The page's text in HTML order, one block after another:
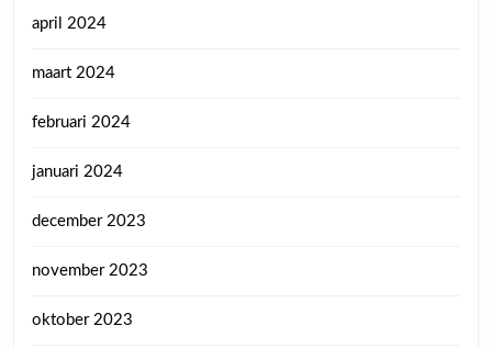
april 2024
maart 2024
februari 2024
januari 2024
december 2023
november 2023
oktober 2023